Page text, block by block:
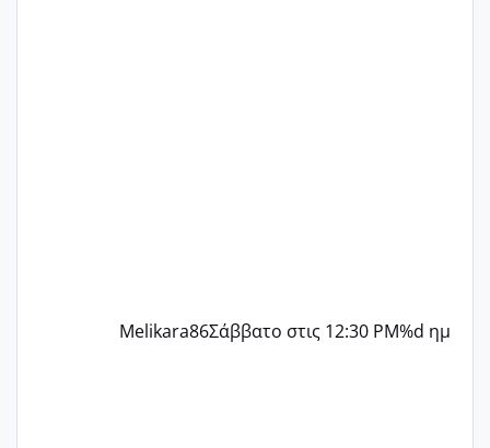
Melikara86Σάββατο στις 12:30 PM%d ημ